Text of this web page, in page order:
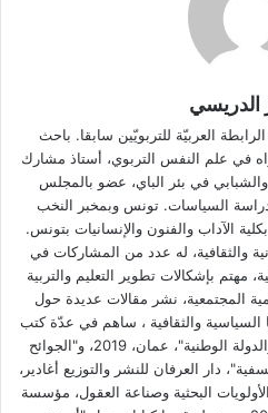
الدريسي
العربيّة للتربويّين سابقا. باحث
في علم النفس التربوي، أستاذ مشارك
والشبابي في بئر الباي، عضو بالمجلس
السياسات. تونس وبمخبر النخب
الآداب والفنون والإنسانيات بتونس.
والثقافية، له عدد من المشاركات في
مهتم بإشكالات تطوير التعليم والتربية
المجتمعية، نشر مقالات عديدة حول
السياسية والثقافية ، ساهم في عدّة كتب
جماعية، من بينها مؤخرا "التعليم والدولة الوطنية"، عمان، 2019، و"الجوائح
دار العرفان للنشر والتوزيع أغادير،
الأولويات البحثية وصناعة العقول، مؤسسة